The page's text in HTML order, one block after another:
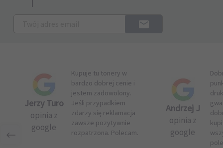
Jerzy Turo
opinia z
google
Kupuje tu tonery w
bardzo dobrej cenie i
jestem zadowolony.
Jeśli przypadkiem
zdarzy się reklamacja
zawsze pozytywnie
rozpatrzona. Polecam.
Andrzej J
opinia z
google